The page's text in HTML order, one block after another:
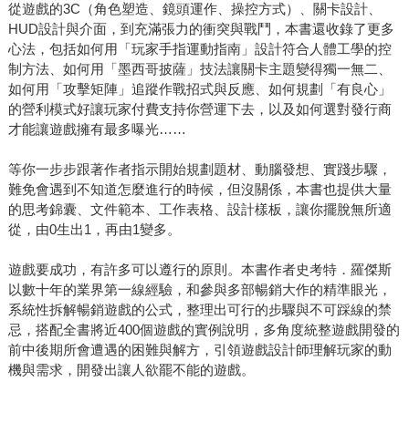
從遊戲的3C（角色塑造、鏡頭運作、操控方式）、關卡設計、
HUD設計與介面，到充滿張力的衝突與戰鬥，本書還收錄了更多
心法，包括如何用「玩家手指運動指南」設計符合人體工學的控
制方法、如何用「墨西哥披薩」技法讓關卡主題變得獨一無二、
如何用「攻擊矩陣」追蹤作戰招式與反應、如何規劃「有良心」
的營利模式好讓玩家付費支持你營運下去，以及如何選對發行商
才能讓遊戲擁有最多曝光……
等你一步步跟著作者指示開始規劃題材、動腦發想、實踐步驟，
難免會遇到不知道怎麼進行的時候，但沒關係，本書也提供大量
的思考錦囊、文件範本、工作表格、設計樣板，讓你擺脫無所適
從，由0生出1，再由1變多。
遊戲要成功，有許多可以遵行的原則。本書作者史考特．羅傑斯
以數十年的業界第一線經驗，和參與多部暢銷大作的精準眼光，
系統性拆解暢銷遊戲的公式，整理出可行的步驟與不可踩線的禁
忌，搭配全書將近400個遊戲的實例說明，多角度統整遊戲開發的
前中後期所會遭遇的困難與解方，引領遊戲設計師理解玩家的動
機與需求，開發出讓人欲罷不能的遊戲。